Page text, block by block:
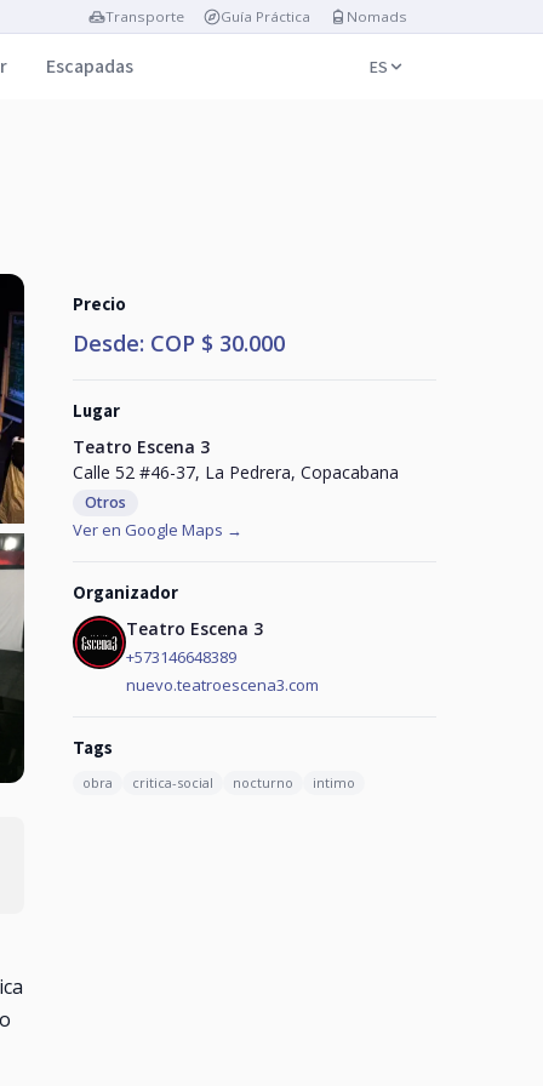
Transporte Guía Práctica Nomads
Escapadas ES
Precio
Desde: COP $ 30.000
Lugar
Teatro Escena 3
Calle 52 #46-37, La Pedrera, Copacabana
Otros
Ver en Google Maps →
Organizador
Teatro Escena 3
+573146648389
nuevo.teatroescena3.com
Tags
obra critica-social nocturno intimo